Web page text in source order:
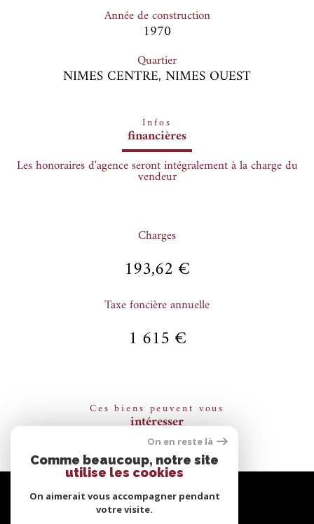
Année de construction
1970
Quartier
NIMES CENTRE, NIMES OUEST
Infos
financières
Les honoraires d'agence seront intégralement à la charge du
vendeur
Charges
193,62 €
Taxe foncière annuelle
1 615 €
Ces biens peuvent vous
intéresser
connecter
On en reste là
Comme beaucoup, notre site
utilise les cookies
On aimerait vous accompagner pendant
votre visite.